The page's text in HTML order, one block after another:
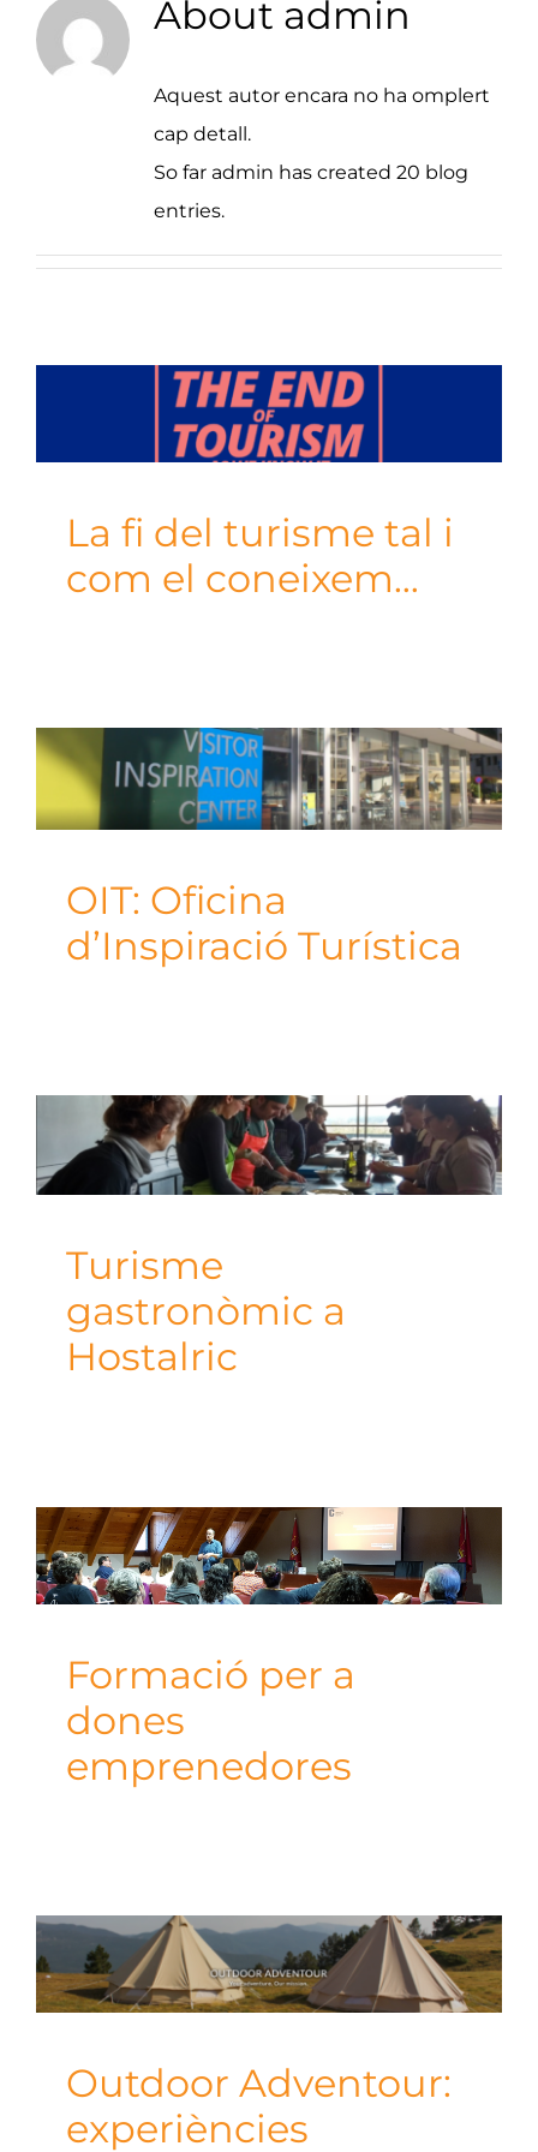
About admin
Aquest autor encara no ha omplert
cap detall.
So far admin has created 20 blog
entries.
La fi del turisme tal i
com el coneixem…
OIT: Oficina
d’Inspiració Turística
Turisme
gastronòmic a
Hostalric
Formació per a
dones
emprenedores
Outdoor Adventour:
experiències